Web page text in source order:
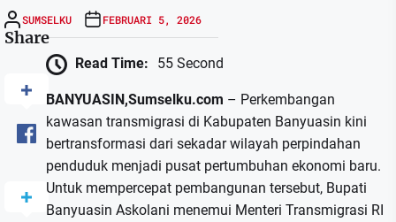
SUMSELKU FEBRUARI 5, 2026
Share
Read Time: 55 Second
BANYUASIN,Sumselku.com – Perkembangan
kawasan transmigrasi di Kabupaten Banyuasin kini
bertransformasi dari sekadar wilayah perpindahan
penduduk menjadi pusat pertumbuhan ekonomi baru.
Untuk mempercepat pembangunan tersebut, Bupati
Banyuasin Askolani menemui Menteri Transmigrasi RI